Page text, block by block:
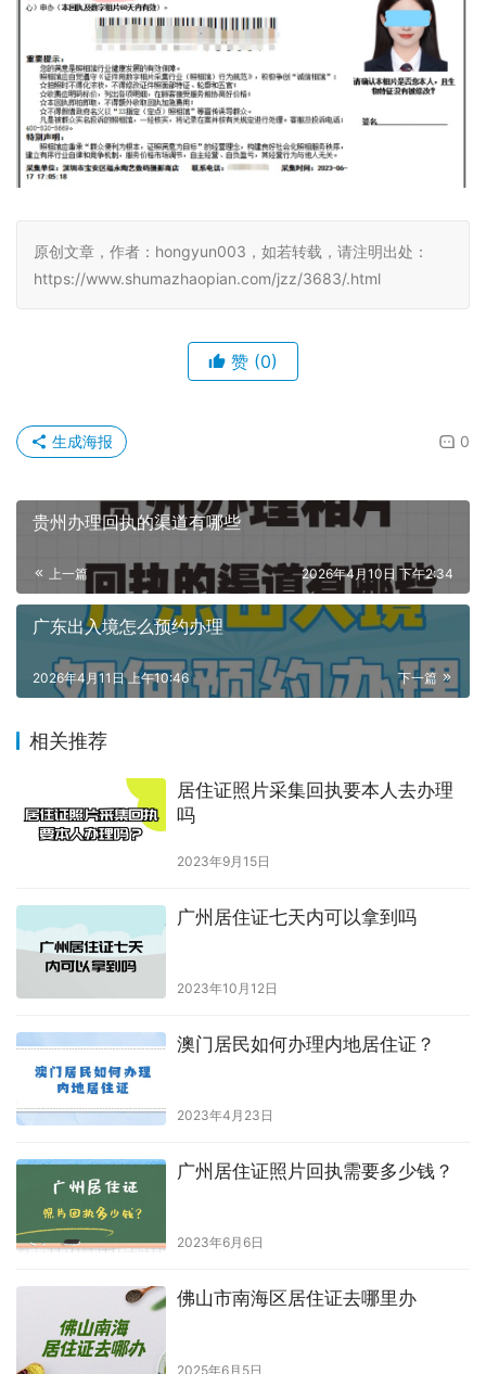
原创文章，作者：hongyun003，如若转载，请注明出处：
https://www.shumazhaopian.com/jzz/3683/.html
赞 (0)
0
生成海报
贵州办理回执的渠道有哪些
上一篇 2026年4月10日 下午2:34
广东出入境怎么预约办理
下一篇
2026年4月11日 上午10:46
相关推荐
居住证照片采集回执要本人去办理
吗
2023年9月15日
广州居住证七天内可以拿到吗
2023年10月12日
澳门居民如何办理内地居住证？
2023年4月23日
广州居住证照片回执需要多少钱？
2023年6月6日
佛山市南海区居住证去哪里办
2025年6月5日